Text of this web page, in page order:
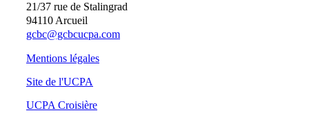
21/37 rue de Stalingrad
94110 Arcueil
gcbc@gcbcucpa.com
Mentions légales
Site de l'UCPA
UCPA Croisière